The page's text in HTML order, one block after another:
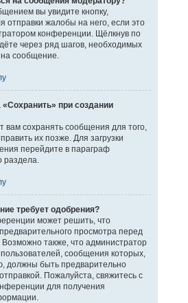
вы увидите кнопку,
отправки жалобы на него, если это
конференции. Щёлкнув по
через ряд шагов, необходимых
сообщение.
«Сохранить» при создании
вам сохранять сообщения для того,
их позже. Для загрузки
перейдите в параграф
раздела.
требует одобрения?
может решить, что
просмотра перед
также, что администратор
пользователей, сообщения которых,
должны быть предварительно
Пожалуйста, свяжитесь с
для получения